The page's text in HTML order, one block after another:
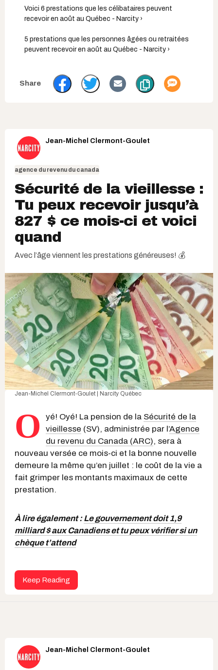
Voici 6 prestations que les célibataires peuvent
recevoir en août au Québec - Narcity ›
5 prestations que les personnes âgées ou retraitées
peuvent recevoir en août au Québec - Narcity ›
Jean-Michel Clermont-Goulet
agence du revenu du canada
Sécurité de la vieillesse :
Tu peux recevoir jusqu’à
827 $ ce mois-ci et voici
quand
Avec l’âge viennent les prestations généreuses! 💰
Jean-Michel Clermont-Goulet | Narcity Québec
O yé! Oyé! La pension de la Sécurité de la
vieillesse (SV), administrée par l’Agence
du revenu du Canada (ARC), sera à
nouveau versée ce mois-ci et la bonne nouvelle
demeure la même qu’en juillet : le coût de la vie a
fait grimper les montants maximaux de cette
prestation.
À lire également :Le gouvernement doit 1,9
milliard $ aux Canadiens et tu peux vérifier si un
chèque t’attend
Keep Reading
Jean-Michel Clermont-Goulet